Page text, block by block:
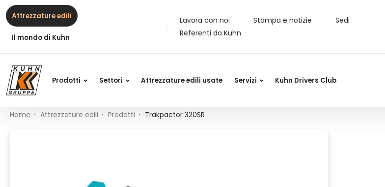
Contenuti
Indice
Navigazione principale
Table Of Content
Trakpactor 320SR
Attrezzature edili
Il mondo di Kuhn
Lavora con noi Stampa e notizie
Sedi
Referenti da Kuhn
Prodotti Settori Attrezzature edili usate Servizi Kuhn Drivers Club
Home Attrezzature edili Prodotti Trakpactor 320SR